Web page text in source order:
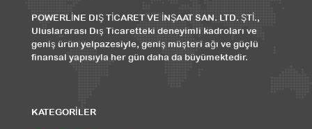
POWERLİNE DIŞ TİCARET VE İNŞAAT SAN. LTD. ŞTİ.,
Uluslararası Dış Ticaretteki deneyimli kadroları ve
geniş ürün yelpazesiyle, geniş müşteri ağı ve güçlü
finansal yapısıyla her gün daha da büyümektedir.
KATEGORİLER